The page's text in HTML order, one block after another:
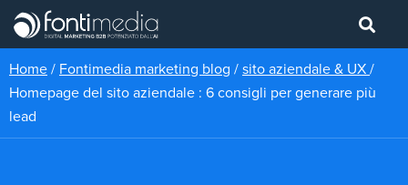
Home / Fontimedia marketing blog / sito aziendale & UX /
Homepage del sito aziendale : 6 consigli per generare più
lead